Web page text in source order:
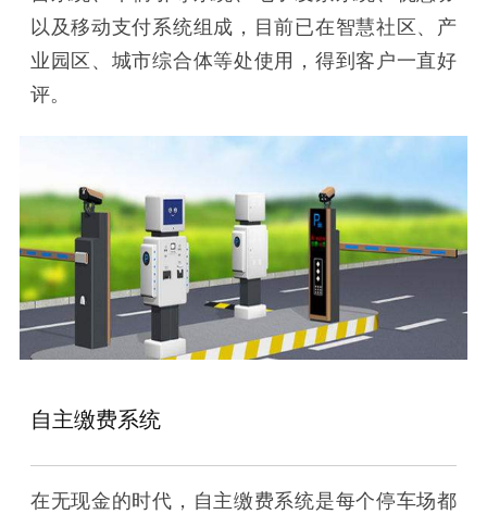
以及移动支付系统组成，目前已在智慧社区、产
业园区、城市综合体等处使用，得到客户一直好
评。
自主缴费系统
在无现金的时代，自主缴费系统是每个停车场都